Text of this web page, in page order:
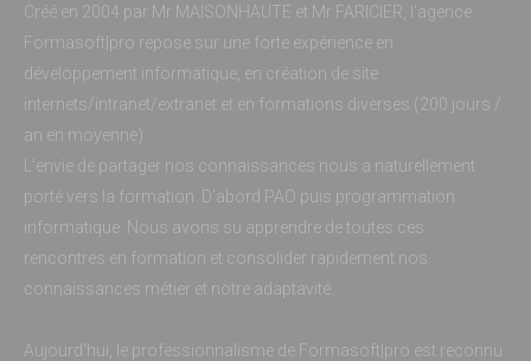
Créé en 2004 par Mr MAISONHAUTE et Mr FARICIER, l'agence
Formasoft|pro repose sur une forte expérience en
développement informatique, en création de site
internets/intranet/extranet et en formations diverses (200 jours /
an en moyenne)
L'envie de partager nos connaissances nous a naturellement
porté vers la formation. D'abord PAO puis programmation
informatique. Nous avons su apprendre de toutes ces
rencontres en formation et consolider rapidement nos
connaissances métier et notre adaptavité.
Aujourd'hui, le professionnalisme de Formasoft|pro est reconnu